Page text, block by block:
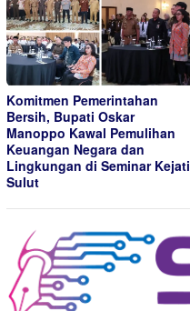
Komitmen Pemerintahan
Bersih, Bupati Oskar
Manoppo Kawal Pemulihan
Keuangan Negara dan
Lingkungan di Seminar Kejati
Sulut